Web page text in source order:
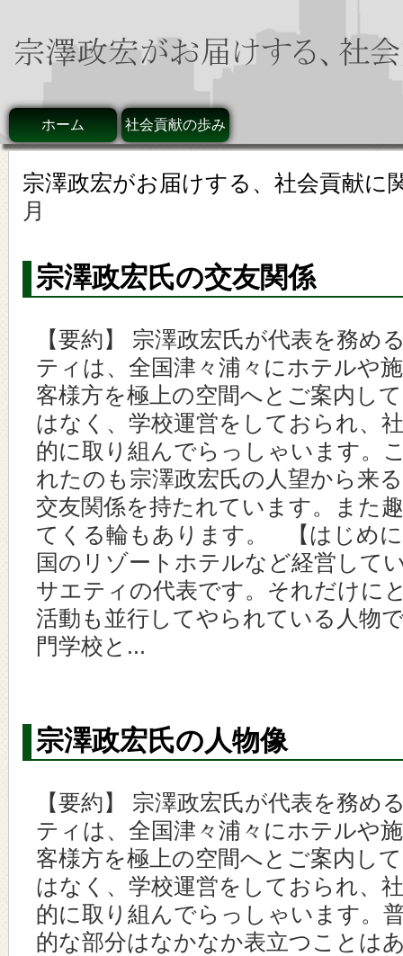
ホーム 社会貢献の歩み
宗澤政宏がお届けする、社会貢献に
月
宗澤政宏氏の交友関係
【要約】 宗澤政宏氏が代表を務め
ティは、全国津々浦々にホテルや
客様方を極上の空間へとご案内し
はなく、学校運営をしておられ、
的に取り組んでらっしゃいます。
れたのも宗澤政宏氏の人望から来
交友関係を持たれています。また
てくる輪もあります。 【はじめ
国のリゾートホテルなど経営して
サエティの代表です。それだけに
活動も並行してやられている人物
門学校と...
宗澤政宏氏の人物像
【要約】 宗澤政宏氏が代表を務め
ティは、全国津々浦々にホテルや
客様方を極上の空間へとご案内し
はなく、学校運営をしておられ、
的に取り組んでらっしゃいます。
的な部分はなかなか表立つことは